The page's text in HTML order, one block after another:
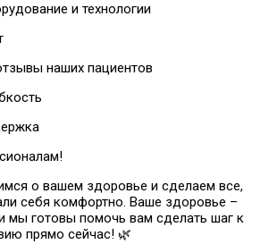
и технологии
наших пациентов
о вашем здоровье и сделаем все,
себя комфортно. Ваше здоровье –
мы готовы помочь вам сделать шаг к
прямо сейчас! 🌿